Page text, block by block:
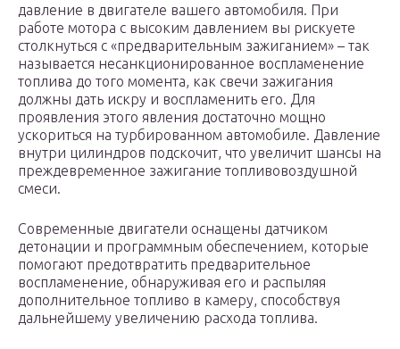
давление в двигателе вашего автомобиля. При
работе мотора с высоким давлением вы рискуете
столкнуться с «предварительным зажиганием» – так
называется несанкционированное воспламенение
топлива до того момента, как свечи зажигания
должны дать искру и воспламенить его. Для
проявления этого явления достаточно мощно
ускориться на турбированном автомобиле. Давление
внутри цилиндров подскочит, что увеличит шансы на
преждевременное зажигание топливовоздушной
смеси.
Современные двигатели оснащены датчиком
детонации и программным обеспечением, которые
помогают предотвратить предварительное
воспламенение, обнаруживая его и распыляя
дополнительное топливо в камеру, способствуя
дальнейшему увеличению расхода топлива.